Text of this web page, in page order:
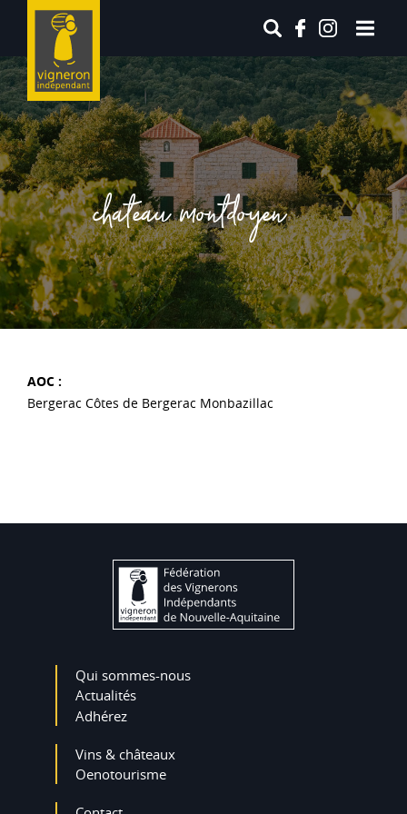
chateau montdoyen
AOC :
Bergerac Côtes de Bergerac Monbazillac
Qui sommes-nous
Actualités
Adhérez
Vins & châteaux
Oenotourisme